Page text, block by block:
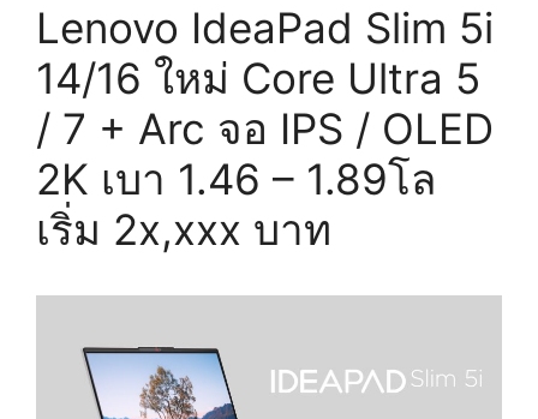
Lenovo IdeaPad Slim 5i
14/16 ใหม่ Core Ultra 5
/ 7 + Arc จอ IPS / OLED
2K เบา 1.46 – 1.89โล
เริ่ม 2x,xxx บาท